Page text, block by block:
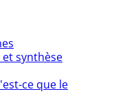
et synthèse
ce que le